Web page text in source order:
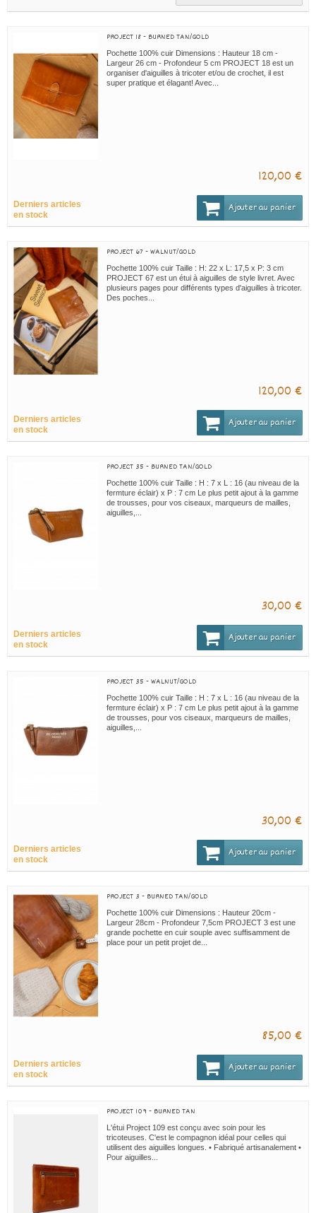
PROJECT 18 - BURNED TAN/GOLD
Pochette 100% cuir Dimensions : Hauteur 18 cm -
Largeur 26 cm - Profondeur 5 cm PROJECT 18 est un
organiser d'aiguilles à tricoter et/ou de crochet, il est
super pratique et élagant! Avec...
120,00 €
Derniers articles
en stock
Ajouter au panier
PROJECT 67 - WALNUT/GOLD
Pochette 100% cuir Taille : H: 22 x L: 17,5 x P: 3 cm
PROJECT 67 est un étui à aiguilles de style livret. Avec
plusieurs pages pour différents types d'aiguilles à tricoter.
Des poches...
120,00 €
Derniers articles
en stock
Ajouter au panier
PROJECT 35 - BURNED TAN/GOLD
Pochette 100% cuir Taille : H : 7 x L : 16 (au niveau de la
fermture éclair) x P : 7 cm Le plus petit ajout à la gamme
de trousses, pour vos ciseaux, marqueurs de mailles,
aiguilles,...
30,00 €
Derniers articles
en stock
Ajouter au panier
PROJECT 35 - WALNUT/GOLD
Pochette 100% cuir Taille : H : 7 x L : 16 (au niveau de la
fermture éclair) x P : 7 cm Le plus petit ajout à la gamme
de trousses, pour vos ciseaux, marqueurs de mailles,
aiguilles,...
30,00 €
Derniers articles
en stock
Ajouter au panier
PROJECT 3 - BURNED TAN/GOLD
Pochette 100% cuir Dimensions : Hauteur 20cm -
Largeur 28cm - Profondeur 7,5cm PROJECT 3 est une
grande pochette en cuir souple avec suffisamment de
place pour un petit projet de...
85,00 €
Derniers articles
en stock
Ajouter au panier
PROJECT 109 - BURNED TAN
L'étui Project 109 est conçu avec soin pour les
tricoteuses. C'est le compagnon idéal pour celles qui
utilisent des aiguilles longues. • Fabriqué artisanalement •
Pour aiguilles...